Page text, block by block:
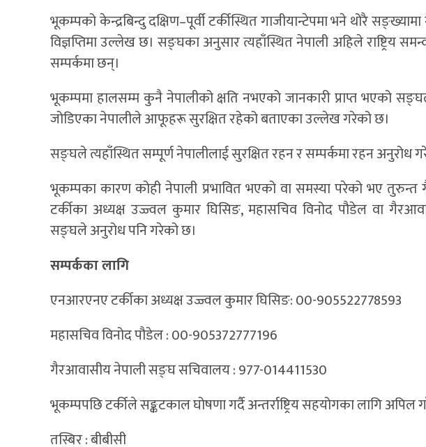
भूकम्पको केन्द्रबिन्दु दक्षिण–पूर्वी टर्कीस्थित गाजीयान्टेपमा भने थोरै
विज्ञप्तिमा उल्लेख छ। सङ्घका अनुसार त्यहाँस्थित नेपाली अहिले राष्ट्रिय
सम्पर्कमा छन्।
भूकम्पमा हालसम्म कुनै नेपालीको क्षति नभएको जानकारी प्राप्त भएको
जोडिएका नेपालीले आफूहरू सुरक्षित रहेको बताएका उल्लेख गरेको छ।
सङ्घले त्यहाँस्थित सम्पूर्ण नेपालीलाई सुरक्षित रहन र सम्पर्कमा रहन अनुरोध
भूकम्पका कारण कोही नेपाली प्रभावित भएको वा समस्या परेको भए
टर्कीका अध्यक्ष उज्ज्वल कुमार घिसिङ, महासचिव विनोद पौडेल वा
सङ्घले अनुरोध पनि गरेको छ।
सम्पर्कका लागि
एनआरएनए टर्कीका अध्यक्ष उज्ज्वल कुमार घिसिङ: 00-905522778593
महासचिव विनोद पौडेल : 00-905372777196
गैरआवासीय नेपाली सङ्घ सचिवालय : 977-014411530
भूकम्पपछि टर्कीले सङ्कटकाल घोषणा गर्दै अन्तर्राष्ट्रिय सहयोगका लागि
तस्बिर : बीबीसी